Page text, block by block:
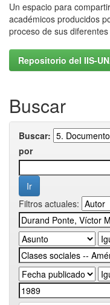
Un espacio para
académicos producidos
proceso de sus
Repositorio del IIS-
Buscar
Buscar:
por
Filtros actuales: